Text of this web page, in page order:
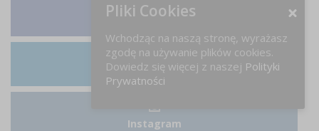
LinkedIn
Instagram
Pliki Cookies
Wchodząc na naszą stronę, wyrażasz
zgodę na używanie plików cookies.
Dowiedz się więcej z naszej Polityki
Prywatności